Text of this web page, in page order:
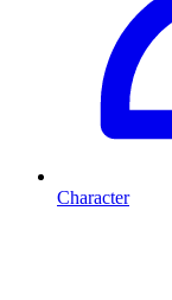
Character